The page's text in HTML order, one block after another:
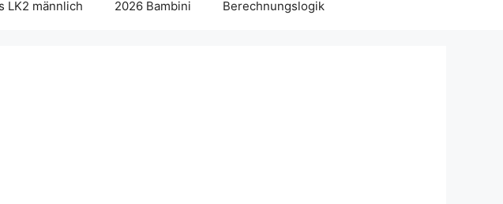
LK2 männlich 2026 Bambini Berechnungslogik